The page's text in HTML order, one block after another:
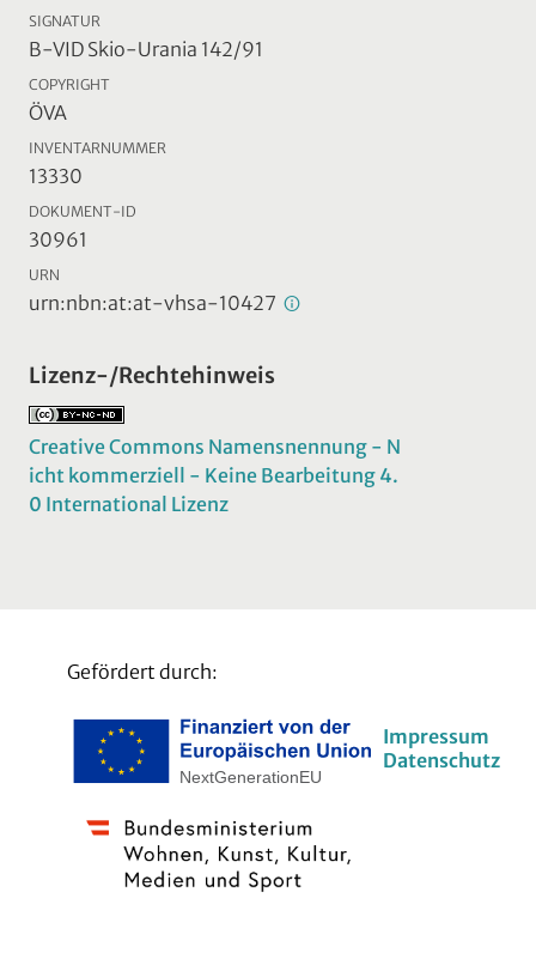
SIGNATUR
B-VID Skio-Urania 142/91
COPYRIGHT
ÖVA
INVENTARNUMMER
13330
DOKUMENT-ID
30961
URN
urn:nbn:at:at-vhsa-10427
Lizenz-/Rechtehinweis
Creative Commons Namensnennung - N
icht kommerziell - Keine Bearbeitung 4.
0 International Lizenz
Gefördert durch:
Impressum
Datenschutz